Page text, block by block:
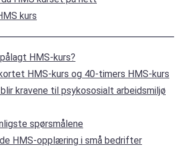
kurs
HMS-kurs?
HMS-kurs og 40-timers HMS-kurs
blir kravene til psykososialt arbeidsmiljø
spørsmålene
HMS-opplæring i små bedrifter